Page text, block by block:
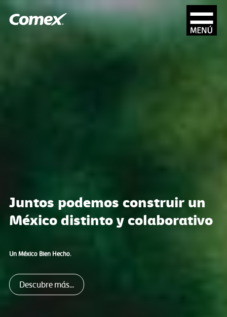
Juntos podemos construir un
México distinto y colaborativo
Un México Bien Hecho.
Descubre más...